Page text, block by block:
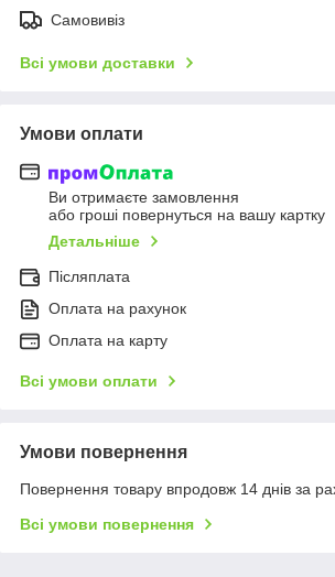
Самовивіз
Всі умови доставки
Умови оплати
Ви отримаєте замовлення
або гроші повернуться на вашу картку
Детальніше
Післяплата
Оплата на рахунок
Оплата на карту
Всі умови оплати
Умови повернення
Повернення товару впродовж 14 днів за
Всі умови повернення